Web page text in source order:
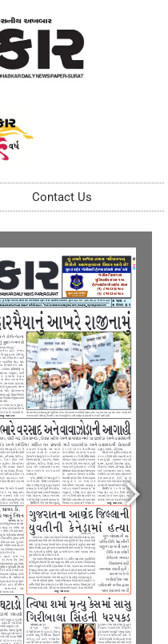
Contact Us